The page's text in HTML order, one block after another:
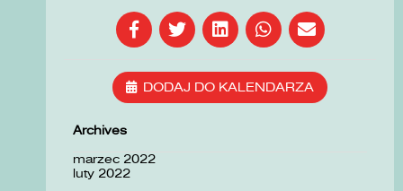
DODAJ DO KALENDARZA
Archives
marzec 2022
luty 2022